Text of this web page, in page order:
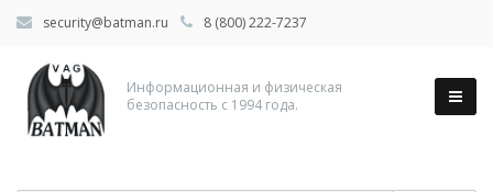
security@batman.ru 8 (800) 222-7237
Информационная и физическая
безопасность с 1994 года.